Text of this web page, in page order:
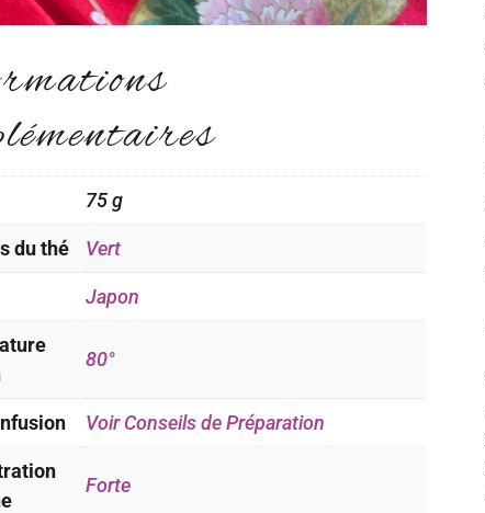
75 g
du thé Vert
Japon
80°
Voir Conseils de Préparation
Forte